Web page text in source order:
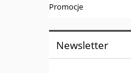
Promocje
Newsletter